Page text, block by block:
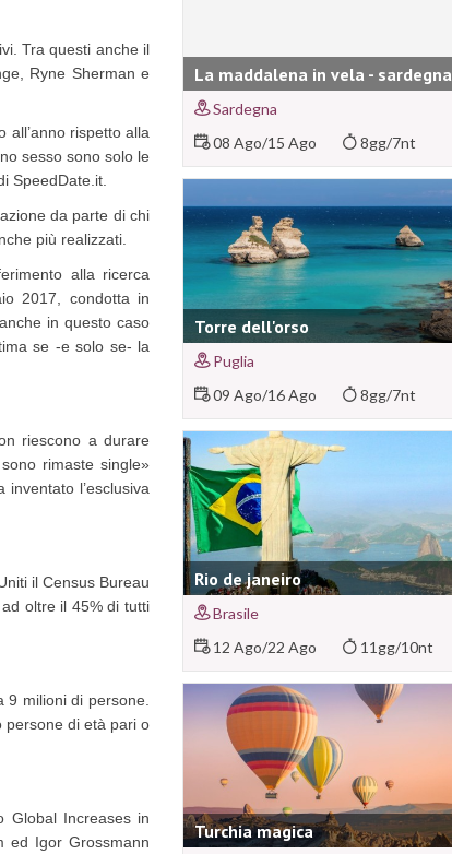
Tra questi anche il
Ryne Sherman e
rispetto alla
sesso sono solo le
SpeedDate.it.
da parte di chi
più realizzati.
alla ricerca
2017, condotta in
in questo caso
se -e solo se- la
riescono a durare
rimaste single»
l’esclusiva
il Census Bureau
oltre il 45% di tutti
milioni di persone.
persone di età pari o
Global Increases in
ed Igor Grossmann
La maddalena in vela - sardegna
Sardegna
08 Ago/15 Ago 8gg/7nt
Torre dell'orso
Puglia
09 Ago/16 Ago 8gg/7nt
Rio de janeiro
Brasile
12 Ago/22 Ago 11gg/10nt
Turchia magica